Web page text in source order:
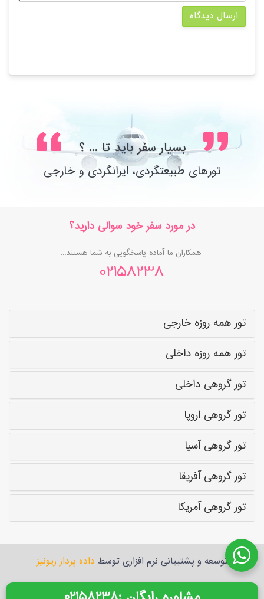
ارسال دیدگاه
بسیار سفر باید تا ... ؟
تورهای طبیعتگردی، ایرانگردی و خارجی
در مورد سفر خود سوالی دارید؟
همکاران ما آماده پاسخگویی به شما هستند...
02158238
تور همه روزه خارجی
تور همه روزه داخلی
تور گروهی داخلی
تور گروهی اروپا
تور گروهی آسیا
تور گروهی آفریقا
تور گروهی آمریکا
توسعه و پشتیبانی نرم افزاری توسط داده پرداز ریونیز